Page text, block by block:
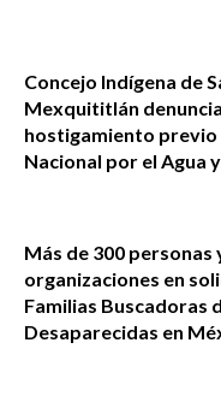
Concejo Indígena de
Mexquititlán
hostigamiento previo
Nacional por el Agua
Más de 300 personas
organizaciones en
Familias Buscadoras
Desaparecidas en